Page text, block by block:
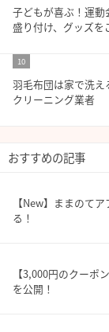
子どもが喜ぶ！運
盛り付け、グッズ
10
羽毛布団は家で洗
クリーニング業者
おすすめの記事
【New】ままのて
る！
【3,000円のクーポ
を公開！